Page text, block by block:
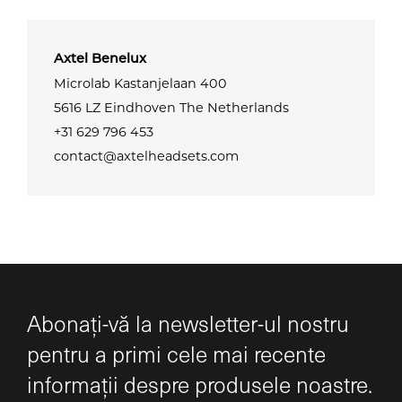
Axtel Benelux
Microlab Kastanjelaan 400
5616 LZ Eindhoven The Netherlands
+31 629 796 453
contact@axtelheadsets.com
Abonați-vă la newsletter-ul nostru
pentru a primi cele mai recente
informații despre produsele noastre.